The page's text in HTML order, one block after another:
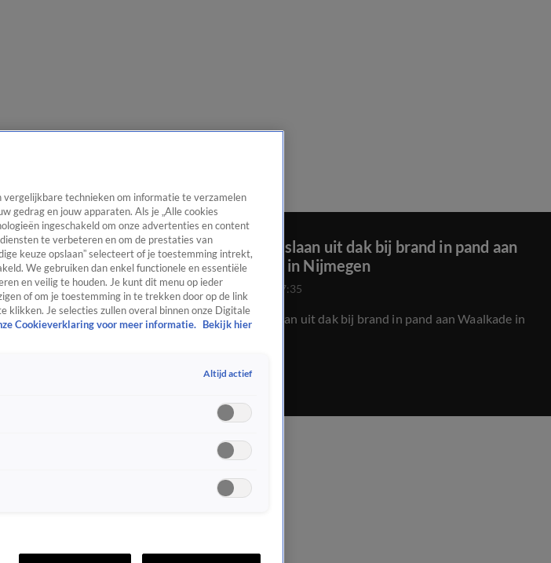
Vlammen slaan uit dak bij brand in pand aan
Waalkade in Nijmegen
5 dec 2022, 07:35
Vlammen slaan uit dak bij brand in pand aan Waalkade in
vergelijkbare technieken om informatie te verzamelen
gedrag en jouw apparaten. Als je „Alle cookies
ingeschakeld om onze advertenties en content
te verbeteren en om de prestaties van
keuze opslaan” selecteert of je toestemming intrekt,
We gebruiken dan enkel functionele en essentiële
en veilig te houden. Je kunt dit menu op ieder
of om je toestemming in te trekken door op de link
klikken. Je selecties zullen overal binnen onze Digitale
Cookieverklaring voor meer informatie.
Bekijk hier
Altijd actief